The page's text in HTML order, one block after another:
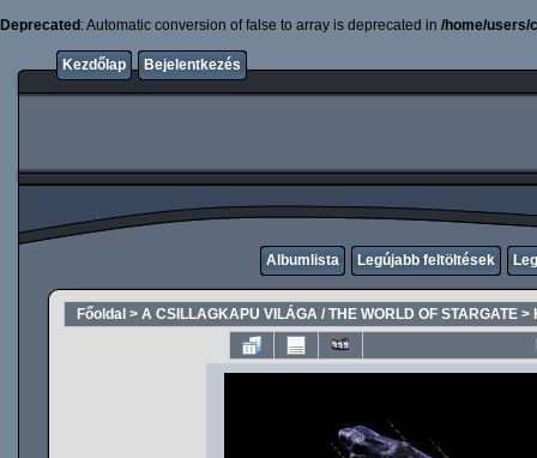
Deprecated : Automatic conversion of false to array is deprecated in /home/users/
Kezdőlap Bejelentkezés
Albumlista Legújabb feltöltések
Főoldal > A CSILLAGKAPU VILÁGA / THE WORLD OF STARGATE >